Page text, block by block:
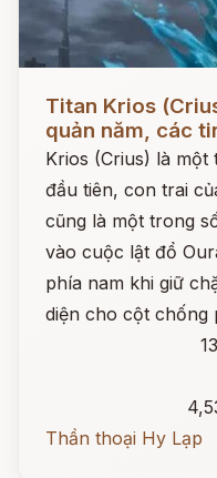
Titan Krios
quản năm, các
Krios (Crius) là
đầu tiên, con trai
cũng là một trong
vào cuộc lật đổ
phía nam khi giữ
diện cho cột chống
Thần thoại Hy Lạp